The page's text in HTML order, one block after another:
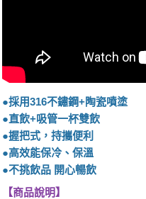
●採用316不鏽鋼+陶瓷噴塗
●直飲+吸管一杯雙飲
●握把式，持攜便利
●高效能保冷、保溫
●不挑飲品 開心暢飲
【商品說明】